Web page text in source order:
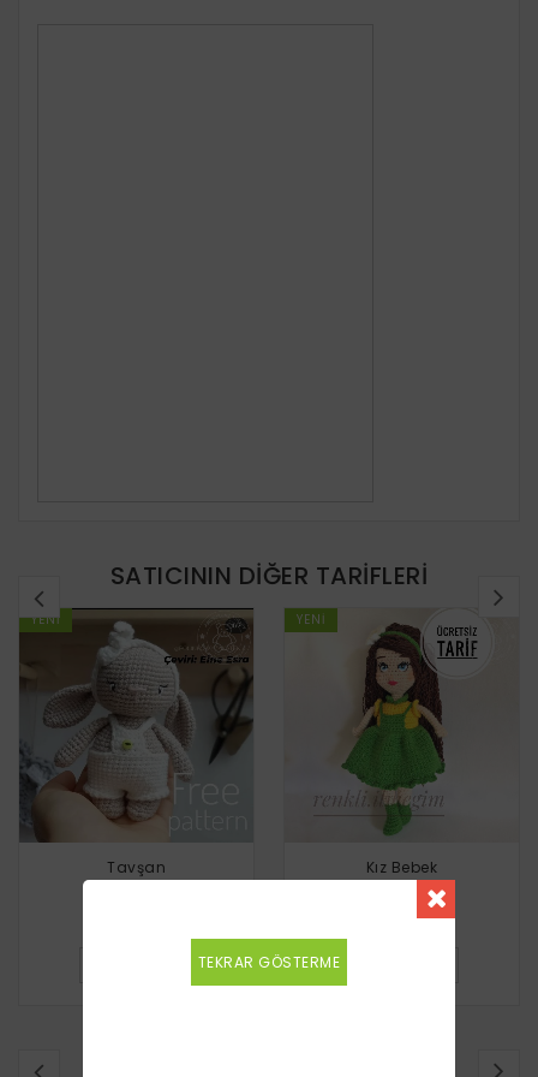
SATICININ DIĞER TARIFLERI
YENI
Tavşan
YENI
Kız Bebek
Ücretsiz
TEKRAR GÖSTERME